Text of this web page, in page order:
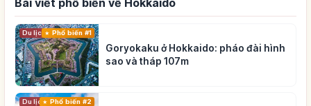
Bài viết phổ biến về Hokkaido
Du lịch Phổ biến #1
Goryokaku ở Hokkaido: pháo đài hình
sao và tháp 107m
Du lịch Phổ biến #2